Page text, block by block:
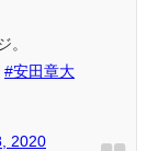
。
#安田章大
2020